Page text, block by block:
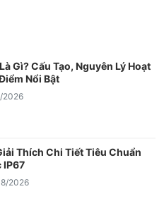
Gì? Cấu Tạo, Nguyên Lý Hoạt
Nổi Bật
2026
Thích Chi Tiết Tiêu Chuẩn
IP67
2026